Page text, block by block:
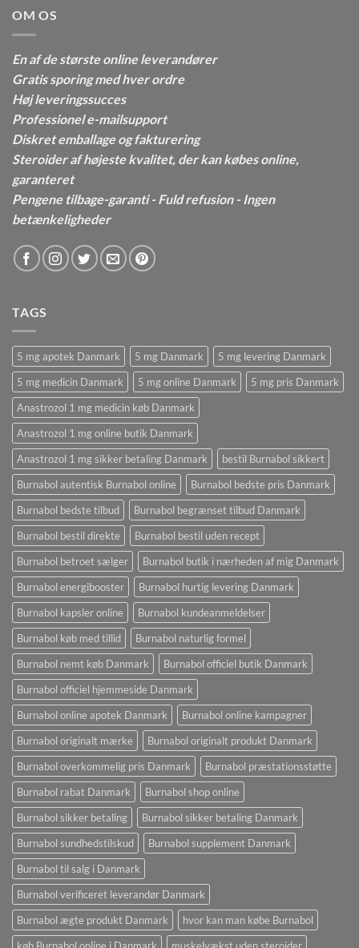
OM OS
En af de største online leverandører
Gratis sporing med hver ordre
Høj leveringssucces
Professionel e-mailsupport
Diskret emballage og fakturering
Steroider af højeste kvalitet, der kan købes online,
garanteret
Pengene tilbage-garanti - Fuld refusion - Ingen
betænkeligheder
TAGS
5 mg apotek Danmark 5 mg Danmark
5 mg levering Danmark
5 mg medicin Danmark
5 mg online Danmark
5 mg pris Danmark
Anastrozol 1 mg medicin køb Danmark
Anastrozol 1 mg online butik Danmark
Anastrozol 1 mg sikker betaling Danmark
bestil Burnabol sikkert
Burnabol autentisk Burnabol online
Burnabol bedste pris Danmark
Burnabol bedste tilbud
Burnabol begrænset tilbud Danmark
Burnabol bestil direkte
Burnabol bestil uden recept
Burnabol betroet sælger
Burnabol butik i nærheden af ​​mig Danmark
Burnabol energibooster
Burnabol hurtig levering Danmark
Burnabol kapsler online
Burnabol kundeanmeldelser
Burnabol køb med tillid
Burnabol naturlig formel
Burnabol nemt køb Danmark
Burnabol officiel butik Danmark
Burnabol officiel hjemmeside Danmark
Burnabol online apotek Danmark
Burnabol online kampagner
Burnabol originalt mærke
Burnabol originalt produkt Danmark
Burnabol overkommelig pris Danmark
Burnabol præstationsstøtte
Burnabol rabat Danmark
Burnabol shop online
Burnabol sikker betaling
Burnabol sikker betaling Danmark
Burnabol sundhedstilskud
Burnabol supplement Danmark
Burnabol til salg i Danmark
Burnabol verificeret leverandør Danmark
Burnabol ægte produkt Danmark
hvor kan man købe Burnabol